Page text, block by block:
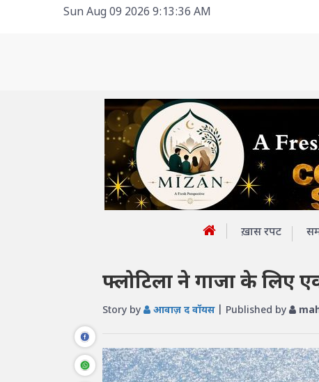
Sun Aug 09 2026 9:13:36 AM
ख़ास रपट
फ्लोटिला ने गाजा के लिए
Story by आवाज़ द वॉयस | Published by